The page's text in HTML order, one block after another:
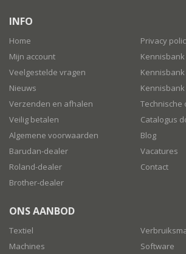
INFO
Home
Mijn account
Veelgestelde vragen
Nieuws
Verzenden en afhalen
Veilig betalen
Algemene voorwaarden
Barudan-dealer
Roland-dealer
Brother-dealer
Privacy
Technische
Catalogus
Blog
Vacatures
Contact
ONS AANBOD
Textiel
Machines
Software